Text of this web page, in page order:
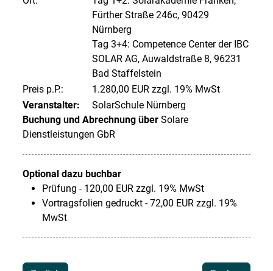
Fürther Straße 246c, 90429
Nürnberg
Tag 3+4: Competence Center der IBC
SOLAR AG, Auwaldstraße 8, 96231
Bad Staffelstein
Preis p.P.:
1.280,00 EUR zzgl. 19% MwSt
Veranstalter:
SolarSchule Nürnberg
Buchung und Abrechnung über Solare
Dienstleistungen GbR
Optional dazu buchbar
Prüfung - 120,00 EUR zzgl. 19% MwSt
Vortragsfolien gedruckt - 72,00 EUR zzgl. 19%
MwSt